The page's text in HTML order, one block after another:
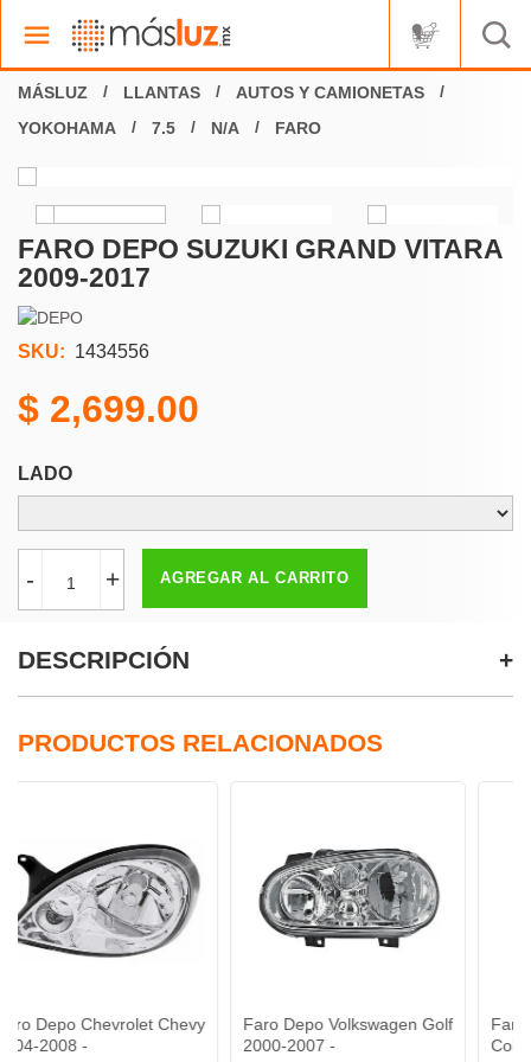
LLANTAS
AUTOS Y CAMIONETAS
YOKOHAMA
7.5 N/A FARO
FARO DEPO SUZUKI GRAND VITARA
2009-2017
SKU: 1434556
2,699.00
LADO
- + AGREGAR AL CARRITO
DESCRIPCIÓN
PRODUCTOS RELACIONADOS
Chevy
Faro Depo Volkswagen Golf
2000-2007 -
Faro Depo
Columbia